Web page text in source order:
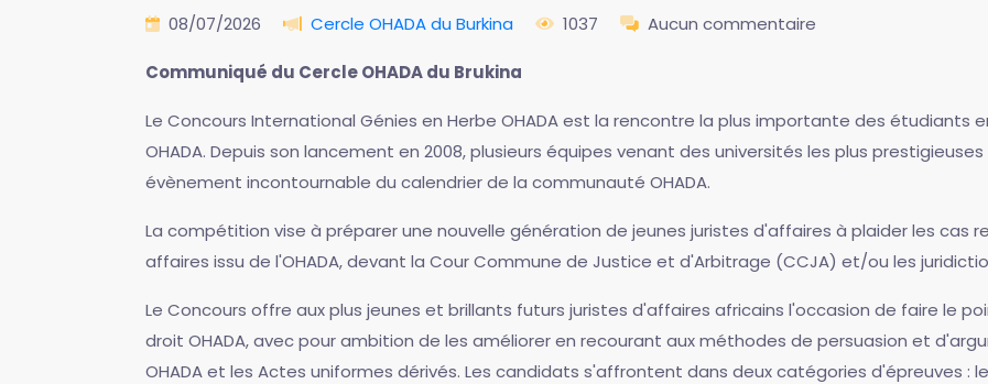
08/07/2026 Cercle OHADA du Burkina 1037 Aucun commentaire
Communiqué du Cercle OHADA du Brukina
Le Concours International Génies en Herbe OHADA est la rencontre la plus importante des
OHADA. Depuis son lancement en 2008, plusieurs équipes venant des universités les plus
évènement incontournable du calendrier de la communauté OHADA.
La compétition vise à préparer une nouvelle génération de jeunes juristes d'affaires à plaider les cas
affaires issu de l'OHADA, devant la Cour Commune de Justice et d'Arbitrage (CCJA) et/ou les
Le Concours offre aux plus jeunes et brillants futurs juristes d'affaires africains l'occasion de faire le
droit OHADA, avec pour ambition de les améliorer en recourant aux méthodes de persuasion et
OHADA et les Actes uniformes dérivés. Les candidats s'affrontent dans deux catégories d'épreuves :